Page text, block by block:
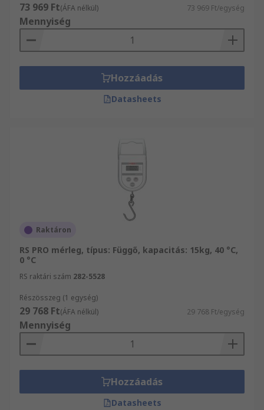
73 969 Ft(ÁFA nélkül) 73 969 Ft/egység
Mennyiség
Hozzáadás
Datasheets
Raktáron
RS PRO mérleg, típus: Függő, kapacitás: 15kg, 40 °C,
0 °C
RS raktári szám 282-5528
Részösszeg (1 egység)
29 768 Ft(ÁFA nélkül) 29 768 Ft/egység
Mennyiség
Hozzáadás
Datasheets